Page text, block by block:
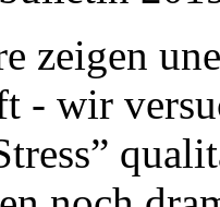
zeigen
- wir